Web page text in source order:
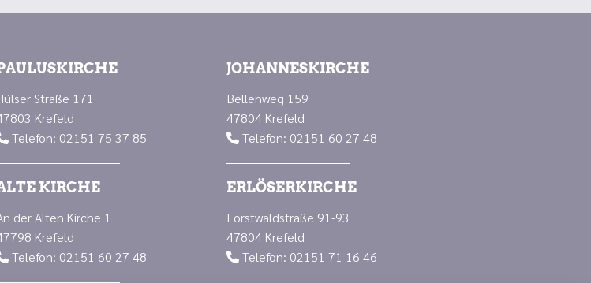
Straße 171
Krefeld
Telefon: 02151 75 37 85
KIRCHE
der Alten Kirche 1
Krefeld
Telefon: 02151 60 27 48
JOHANNESKIRCHE
Bellenweg 159
47804 Krefeld
 Telefon: 02151 60 27 48
ERLÖSERKIRCHE
Forstwaldstraße 91-93
47804 Krefeld
 Telefon: 02151 71 16 46